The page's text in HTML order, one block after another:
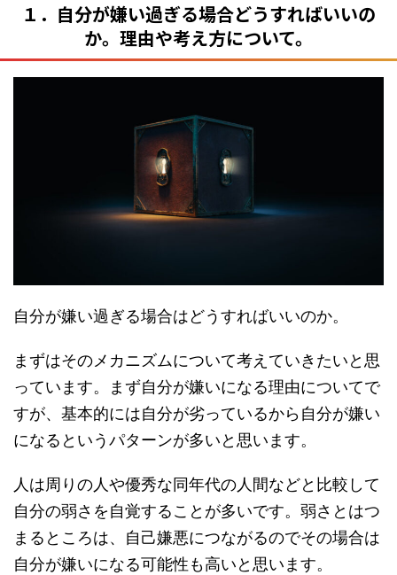
１．自分が嫌い過ぎる場合どうすればいいの
か。理由や考え方について。
自分が嫌い過ぎる場合はどうすればいいのか。
まずはそのメカニズムについて考えていきたいと思
っています。まず自分が嫌いになる理由についてで
すが、基本的には自分が劣っているから自分が嫌い
になるというパターンが多いと思います。
人は周りの人や優秀な同年代の人間などと比較して
自分の弱さを自覚することが多いです。弱さとはつ
まるところは、自己嫌悪につながるのでその場合は
自分が嫌いになる可能性も高いと思います。